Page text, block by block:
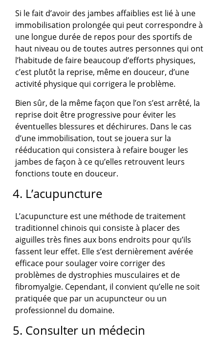
Si le fait d’avoir des jambes affaiblies est lié à une
immobilisation prolongée qui peut correspondre à
une longue durée de repos pour des sportifs de
haut niveau ou de toutes autres personnes qui ont
l’habitude de faire beaucoup d’efforts physiques,
c’est plutôt la reprise, même en douceur, d’une
activité physique qui corrigera le problème.
Bien sûr, de la même façon que l’on s’est arrêté, la
reprise doit être progressive pour éviter les
éventuelles blessures et déchirures. Dans le cas
d’une immobilisation, tout se jouera sur la
rééducation qui consistera à refaire bouger les
jambes de façon à ce qu’elles retrouvent leurs
fonctions toute en douceur.
4. L’acupuncture
L’acupuncture est une méthode de traitement
traditionnel chinois qui consiste à placer des
aiguilles très fines aux bons endroits pour qu’ils
fassent leur effet. Elle s’est dernièrement avérée
efficace pour soulager voire corriger des
problèmes de dystrophies musculaires et de
fibromyalgie. Cependant, il convient qu’elle ne soit
pratiquée que par un acupuncteur ou un
professionnel du domaine.
5. Consulter un médecin